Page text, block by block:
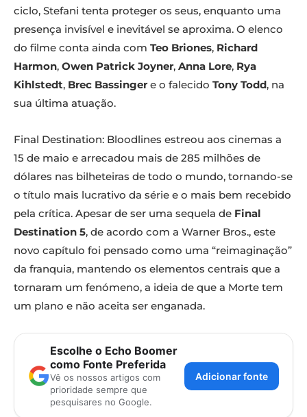
ciclo, Stefani tenta proteger os seus, enquanto uma
presença invisível e inevitável se aproxima. O elenco
do filme conta ainda com Teo Briones, Richard
Harmon, Owen Patrick Joyner, Anna Lore, Rya
Kihlstedt, Brec Bassinger e o falecido Tony Todd, na
sua última atuação.
Final Destination: Bloodlines estreou aos cinemas a
15 de maio e arrecadou mais de 285 milhões de
dólares nas bilheteiras de todo o mundo, tornando-se
o título mais lucrativo da série e o mais bem recebido
pela crítica. Apesar de ser uma sequela de Final
Destination 5, de acordo com a Warner Bros., este
novo capítulo foi pensado como uma “reimaginação”
da franquia, mantendo os elementos centrais que a
tornaram um fenómeno, a ideia de que a Morte tem
um plano e não aceita ser enganada.
Escolhe o Echo Boomer
como Fonte Preferida
Vê os nossos artigos com
prioridade sempre que
pesquisares no Google.
Adicionar fonte